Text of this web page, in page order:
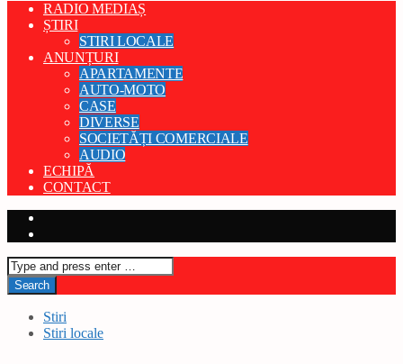
RADIO MEDIAȘ
ȘTIRI
STIRI LOCALE
ANUNȚURI
APARTAMENTE
AUTO-MOTO
CASE
DIVERSE
SOCIETĂȚI COMERCIALE
AUDIO
ECHIPĂ
CONTACT
Stiri
Stiri locale